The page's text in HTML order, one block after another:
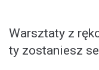
Warsztaty z
ty zostaniesz